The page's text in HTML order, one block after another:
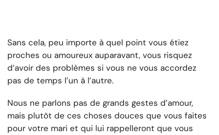
Sans cela, peu importe à quel point vous étiez
proches ou amoureux auparavant, vous risquez
d’avoir des problèmes si vous ne vous accordez
pas de temps l’un à l’autre.
Nous ne parlons pas de grands gestes d’amour,
mais plutôt de ces choses douces que vous faites
pour votre mari et qui lui rappelleront que vous